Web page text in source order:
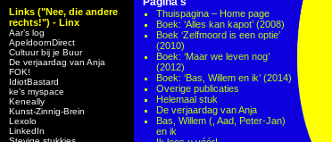
Links ("Nee, die andere
rechts!") - Linx
Aar’s log
ApeldoornDirect
Cultuur bij je Buur
De verjaardag van Anja
FOK!
IdiotBastard
ke's myspace
Keneally
Kunst-Zinnig-Brein
Lexolo
LinkedIn
Thuispagina – Home page
Boek: ‘Alles kan kapot’ (2008)
Boek ‘Zelfmoord is een optie’
(2010)
Boek: ‘Maar we leven nog’
(2012)
Boek: ‘Bas, Willem en ik’ (2014)
Overige publicaties
Helemaal stuk
De verjaardag van Anja
Bas, Willem (, Aad, Peter-Jan)
en ik